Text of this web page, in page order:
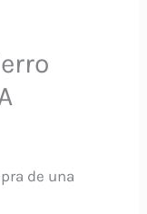
de una